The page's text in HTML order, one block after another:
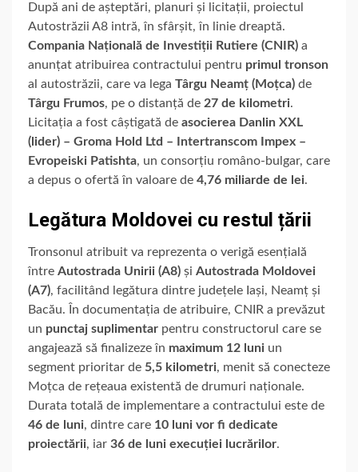
După ani de așteptări, planuri și licitații, proiectul
Autostrăzii A8 intră, în sfârșit, în linie dreaptă.
Compania Națională de Investiții Rutiere (CNIR) a
anunțat atribuirea contractului pentru primul tronson
al autostrăzii, care va lega Târgu Neamț (Moțca) de
Târgu Frumos, pe o distanță de 27 de kilometri.
Licitația a fost câștigată de asocierea Danlin XXL
(lider) – Groma Hold Ltd – Intertranscom Impex –
Evropeiski Patishta, un consorțiu româno-bulgar, care
a depus o ofertă în valoare de 4,76 miliarde de lei.
Legătura Moldovei cu restul țării
Tronsonul atribuit va reprezenta o verigă esențială
între Autostrada Unirii (A8) și Autostrada Moldovei
(A7), facilitând legătura dintre județele Iași, Neamț și
Bacău. În documentația de atribuire, CNIR a prevăzut
un punctaj suplimentar pentru constructorul care se
angajează să finalizeze în maximum 12 luni un
segment prioritar de 5,5 kilometri, menit să conecteze
Moțca de rețeaua existentă de drumuri naționale.
Durata totală de implementare a contractului este de
46 de luni, dintre care 10 luni vor fi dedicate
proiectării, iar 36 de luni execuției lucrărilor.